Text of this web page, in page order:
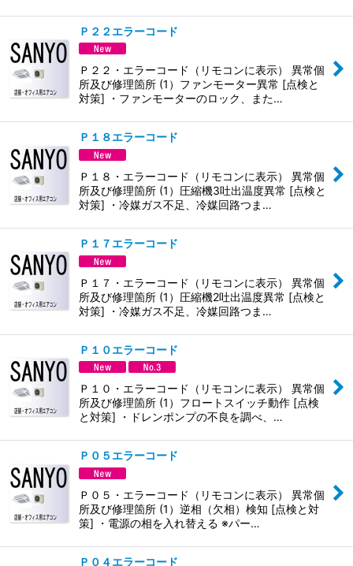
Ｐ２２エラーコード
Ｐ２２・エラーコード（リモコンに表示） 異常個
所及び修理箇所 (1）ファンモーター異常 [点検と
対策] ・ファンモーターのロック、また…
Ｐ１８エラーコード
Ｐ１８・エラーコード（リモコンに表示） 異常個
所及び修理箇所 (1）圧縮機3吐出温度異常 [点検と
対策] ・冷媒ガス不足、冷媒回路つま…
Ｐ１７エラーコード
Ｐ１７・エラーコード（リモコンに表示） 異常個
所及び修理箇所 (1）圧縮機2吐出温度異常 [点検と
対策] ・冷媒ガス不足、冷媒回路つま…
Ｐ１０エラーコード
Ｐ１０・エラーコード（リモコンに表示） 異常個
所及び修理箇所 (1）フロートスイッチ動作 [点検
と対策] ・ドレンポンプの不良を調べ、…
Ｐ０５エラーコード
Ｐ０５・エラーコード（リモコンに表示） 異常個
所及び修理箇所 (1）逆相（欠相）検知 [点検と対
策] ・電源の相を入れ替える ※パー…
Ｐ０４エラーコード